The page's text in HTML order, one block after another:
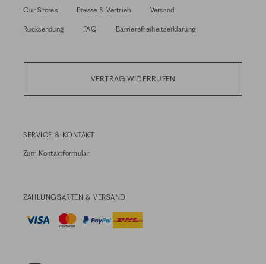
Our Stores Presse & Vertrieb Versand
Rücksendung FAQ Barrierefreiheitserklärung
VERTRAG WIDERRUFEN
SERVICE & KONTAKT
Zum Kontaktformular
ZAHLUNGSARTEN & VERSAND